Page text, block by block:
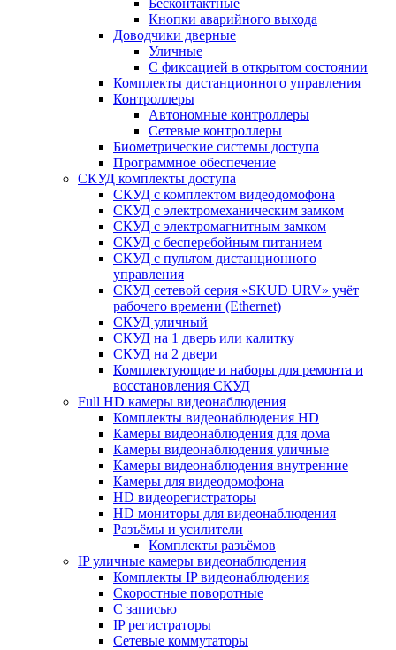
Бесконтактные
Кнопки аварийного выхода
Доводчики дверные
Уличные
С фиксацией в открытом состоянии
Комплекты дистанционного управления
Контроллеры
Автономные контроллеры
Сетевые контроллеры
Биометрические системы доступа
Программное обеспечение
СКУД комплекты доступа
СКУД с комплектом видеодомофона
СКУД с электромеханическим замком
СКУД с электромагнитным замком
СКУД с бесперебойным питанием
СКУД с пультом дистанционного
управления
СКУД сетевой серия «SKUD URV» учёт
рабочего времени (Ethernet)
СКУД уличный
СКУД на 1 дверь или калитку
СКУД на 2 двери
Комплектующие и наборы для ремонта и
восстановления СКУД
Full HD камеры видеонаблюдения
Комплекты видеонаблюдения HD
Камеры видеонаблюдения для дома
Камеры видеонаблюдения уличные
Камеры видеонаблюдения внутренние
Камеры для видеодомофона
HD видеорегистраторы
HD мониторы для видеонаблюдения
Разъёмы и усилители
Комплекты разъёмов
IP уличные камеры видеонаблюдения
Комплекты IP видеонаблюдения
Скоростные поворотные
С записью
IP регистраторы
Сетевые коммутаторы